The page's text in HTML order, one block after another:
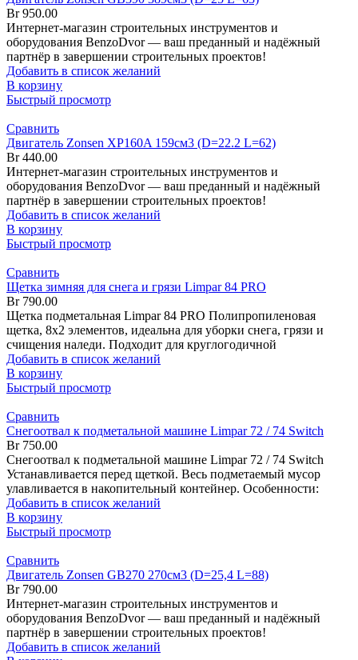
Br950.00
Интернет-магазин строительных инструментов и
оборудования BenzoDvor — ваш преданный и надёжный
партнёр в завершении строительных проектов!
Добавить в список желаний
В корзину
Быстрый просмотр
Сравнить
Двигатель Zonsen XP160A 159см3 (D=22.2 L=62)
Br440.00
Интернет-магазин строительных инструментов и
оборудования BenzoDvor — ваш преданный и надёжный
партнёр в завершении строительных проектов!
Добавить в список желаний
В корзину
Быстрый просмотр
Сравнить
Щетка зимняя для снега и грязи Limpar 84 PRO
Br790.00
Щетка подметальная Limpar 84 PRO Полипропиленовая
щетка, 8х2 элементов, идеальна для уборки снега, грязи и
счищения наледи. Подходит для круглогодичной
Добавить в список желаний
В корзину
Быстрый просмотр
Сравнить
Снегоотвал к подметальной машине Limpar 72 / 74 Switch
Br750.00
Снегоотвал к подметальной машине Limpar 72 / 74 Switch
Устанавливается перед щеткой. Весь подметаемый мусор
улавливается в накопительный контейнер. Особенности:
Добавить в список желаний
В корзину
Быстрый просмотр
Сравнить
Двигатель Zonsen GB270 270см3 (D=25,4 L=88)
Br790.00
Интернет-магазин строительных инструментов и
оборудования BenzoDvor — ваш преданный и надёжный
партнёр в завершении строительных проектов!
Добавить в список желаний